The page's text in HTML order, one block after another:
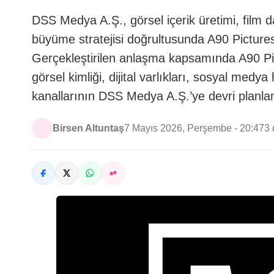
DSS Medya A.Ş., görsel içerik üretimi, film
büyüme stratejisi doğrultusunda A90
Gerçekleştirilen anlaşma kapsamında A90
görsel kimliği, dijital varlıkları, sosyal
kanallarının DSS Medya A.Ş.’ye devri
Birsen Altuntaş7 Mayıs 2026, Perşembe - 20:473